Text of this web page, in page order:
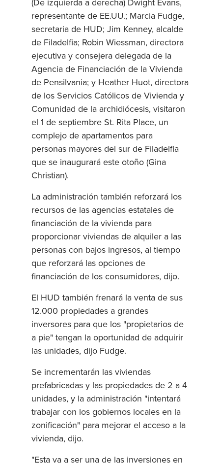
(De izquierda a derecha) Dwight Evans,
representante de EE.UU.; Marcia Fudge,
secretaria de HUD; Jim Kenney, alcalde
de Filadelfia; Robin Wiessman, directora
ejecutiva y consejera delegada de la
Agencia de Financiación de la Vivienda
de Pensilvania; y Heather Huot, directora
de los Servicios Católicos de Vivienda y
Comunidad de la archidiócesis, visitaron
el 1 de septiembre St. Rita Place, un
complejo de apartamentos para
personas mayores del sur de Filadelfia
que se inaugurará este otoño (Gina
Christian).
La administración también reforzará los
recursos de las agencias estatales de
financiación de la vivienda para
proporcionar viviendas de alquiler a las
personas con bajos ingresos, al tiempo
que reforzará las opciones de
financiación de los consumidores, dijo.
El HUD también frenará la venta de sus
12.000 propiedades a grandes
inversores para que los "propietarios de
a pie" tengan la oportunidad de adquirir
las unidades, dijo Fudge.
Se incrementarán las viviendas
prefabricadas y las propiedades de 2 a 4
unidades, y la administración "intentará
trabajar con los gobiernos locales en la
zonificación" para mejorar el acceso a la
vivienda, dijo.
"Esta va a ser una de las inversiones en